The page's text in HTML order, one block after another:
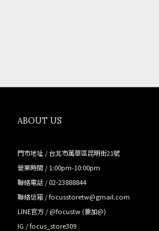
ABOUT US
門市地址 / 台北市萬華區昆明街21號
營業時間 / 1:00pm-10:00pm
聯絡電話 / 02-23888844
聯絡信箱 / focusstoretw@gmail.com
LINE官方 / @focustw (要加@)
IG /focus_store309